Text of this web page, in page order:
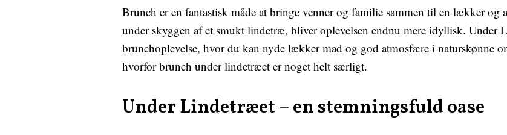
Brunch er en fantastisk måde at bringe venner og familie sammen til en lækker og
under skyggen af et smukt lindetræ, bliver oplevelsen endnu mere idyllisk. Under
brunchoplevelse, hvor du kan nyde lækker mad og god atmosfære i naturskønne
hvorfor brunch under lindetræet er noget helt særligt.
Under Lindetræet – en stemningsfuld oase